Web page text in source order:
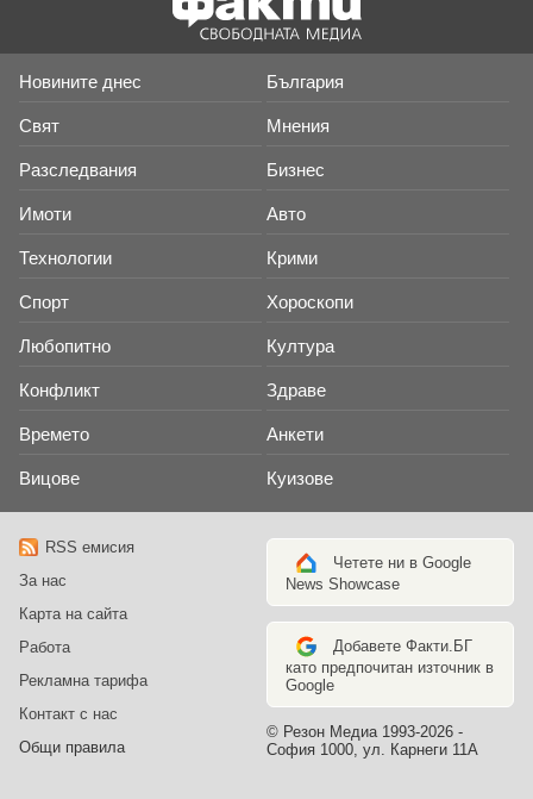
Новините днес България
Свят Мнения
Разследвания Бизнес
Имоти Авто
Технологии Крими
Спорт Хороскопи
Любопитно Култура
Конфликт Здраве
Времето Анкети
Вицове Куизове
RSS емисия
За нас
Карта на сайта
Работа
Рекламна тарифа
Контакт с нас
Общи правила
Четете ни в Google
News Showcase
Добавете Факти.БГ
като предпочитан източник в
Google
© Резон Медиа 1993-2026 -
София 1000, ул. Карнеги 11А